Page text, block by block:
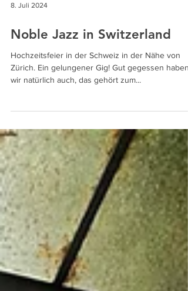
8. Juli 2024
Noble Jazz in Switzerland
Hochzeitsfeier in der Schweiz in der Nähe von